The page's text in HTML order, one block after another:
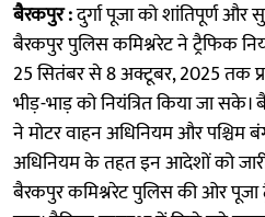
बैरकपुर :दुर्गा पूजा को शांतिपूर्ण और
बैरकपुर पुलिस कमिश्नरेट ने ट्रैफिक
25 सितंबर से 8 अक्टूबर, 2025 तक
भीड़-भाड़ को नियंत्रित किया जा
ने मोटर वाहन अधिनियम और पश्चिम
अधिनियम के तहत इन आदेशों को
बैरकपुर कमिश्नरेट पुलिस की ओर पूजा